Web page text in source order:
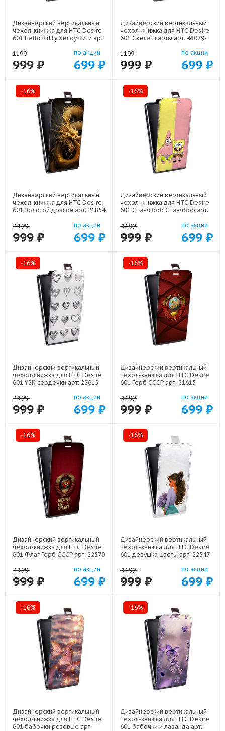
Дизайнерский вертикальный
чехол-книжка для HTC Desire
601 Hello Kitty Хелоу Кити арт:
1199
999 ₽
по акции
699 ₽
Дизайнерский вертикальный
чехол-книжка для HTC Desire
601 Скелет карты арт: 48079-
1199
999 ₽
по акции
699 ₽
-16%
Дизайнерский вертикальный
чехол-книжка для HTC Desire
601 Золотой дракон арт: 21854
1199
999 ₽
по акции
699 ₽
-16%
Дизайнерский вертикальный
чехол-книжка для HTC Desire
601 Спанч боб Спанчбоб арт:
1199
999 ₽
по акции
699 ₽
-16%
Дизайнерский вертикальный
чехол-книжка для HTC Desire
601 Y2K сердечки арт: 22615
1199
999 ₽
по акции
699 ₽
-16%
Дизайнерский вертикальный
чехол-книжка для HTC Desire
601 Герб СССР арт: 21615
1199
999 ₽
по акции
699 ₽
-16%
Дизайнерский вертикальный
чехол-книжка для HTC Desire
601 Флаг Герб СССР арт: 22570
1199
999 ₽
по акции
699 ₽
-16%
Дизайнерский вертикальный
чехол-книжка для HTC Desire
601 девушка цветы арт: 22547
1199
999 ₽
по акции
699 ₽
-16%
Дизайнерский вертикальный
чехол-книжка для HTC Desire
601 бабочки розовые арт:
-16%
Дизайнерский вертикальный
чехол-книжка для HTC Desire
601 бабочки и лаванда арт: